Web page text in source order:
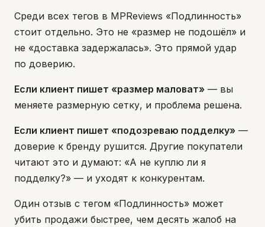
Среди всех тегов в MPReviews «Подлинность»
стоит отдельно. Это не «размер не подошёл» и
не «доставка задержалась». Это прямой удар
по доверию.
Если клиент пишет «размер маловат» — вы
меняете размерную сетку, и проблема решена.
Если клиент пишет «подозреваю подделку» —
доверие к бренду рушится. Другие покупатели
читают это и думают: «А не куплю ли я
подделку?» — и уходят к конкурентам.
Один отзыв с тегом «Подлинность» может
убить продажи быстрее, чем десять жалоб на